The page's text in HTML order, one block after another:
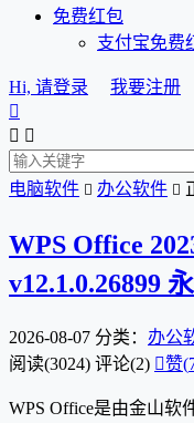
免费红包
支付宝免费
Hi, 请登录 我要注册

 
电脑软件  办公软件 
WPS Office
v12.1.0.26899
2026-08-07 分类： 办公
阅读(3024) 评论(2) 赞(
WPS Office是由金山软